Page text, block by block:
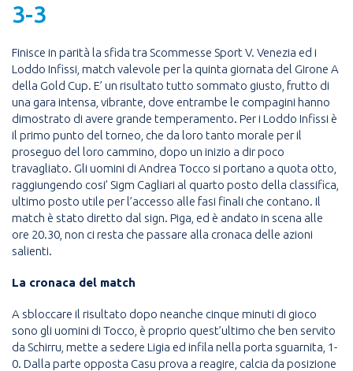
3-3
Finisce in parità la sfida tra Scommesse Sport V. Venezia ed i
Loddo Infissi, match valevole per la quinta giornata del Girone A
della Gold Cup. E’ un risultato tutto sommato giusto, frutto di
una gara intensa, vibrante, dove entrambe le compagini hanno
dimostrato di avere grande temperamento. Per i Loddo Infissi è
il primo punto del torneo, che da loro tanto morale per il
proseguo del loro cammino, dopo un inizio a dir poco
travagliato. Gli uomini di Andrea Tocco si portano a quota otto,
raggiungendo cosi’ Sigm Cagliari al quarto posto della classifica,
ultimo posto utile per l’accesso alle fasi finali che contano. Il
match è stato diretto dal sign. Piga, ed è andato in scena alle
ore 20.30, non ci resta che passare alla cronaca delle azioni
salienti.
La cronaca del match
A sbloccare il risultato dopo neanche cinque minuti di gioco
sono gli uomini di Tocco, è proprio quest’ultimo che ben servito
da Schirru, mette a sedere Ligia ed infila nella porta sguarnita, 1-
0. Dalla parte opposta Casu prova a reagire, calcia da posizione